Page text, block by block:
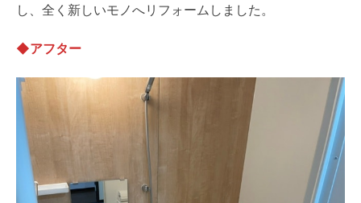
し、全く新しいモノへリフォームしました。
◆アフター